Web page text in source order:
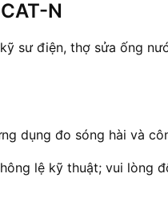
N
sư điện, thợ sửa ống
dụng đo sóng hài và
lệ kỹ thuật; vui lòng